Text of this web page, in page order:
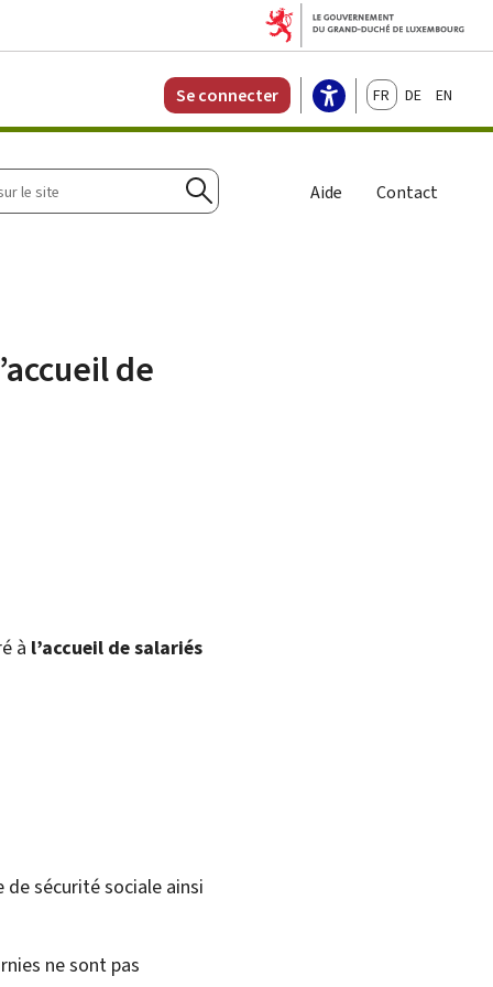
Se connecter FrançaisDeutschEnglish
Rechercher
Aide Contact
de
à l’accueil de salariés
sécurité sociale ainsi
ne sont pas